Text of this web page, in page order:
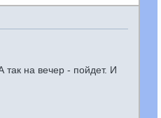
на вечер - пойдет. И